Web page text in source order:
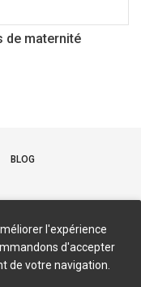
de maternité
BLOG
l'expérience
d'accepter
de votre navigation.